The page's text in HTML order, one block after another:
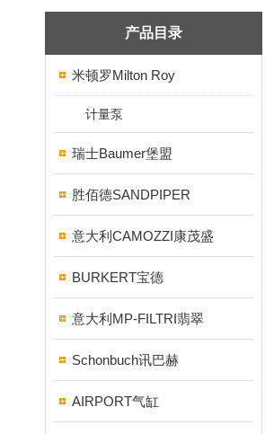
产品目录
米顿罗Milton Roy
计量泵
瑞士Baumer堡盟
胜佰德SANDPIPER
意大利CAMOZZI康茂盛
BURKERT宝德
意大利MP-FILTRI翡翠
Schonbuch讯巴赫
AIRPORT气缸